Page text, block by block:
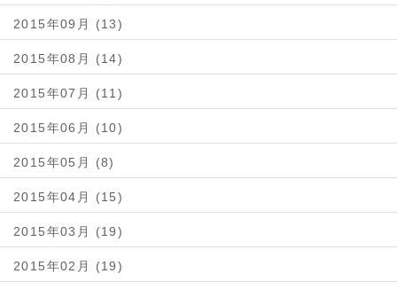
2015年09月 (13)
2015年08月 (14)
2015年07月 (11)
2015年06月 (10)
2015年05月 (8)
2015年04月 (15)
2015年03月 (19)
2015年02月 (19)